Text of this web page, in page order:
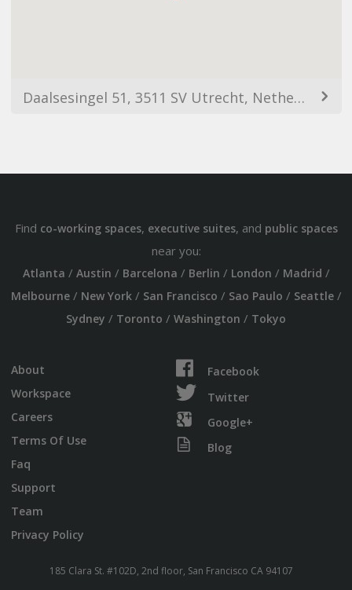
Daalsesingel 51, 3511 SV Utrecht, Netherlands
Find co-working spaces, executive suites, and public spaces
near you:
Atlanta / Austin / Barcelona / Berlin / London / Madrid /
Melbourne/ New York/ San Francisco / Sao Paulo / Seattle/
Sydney / Toronto / Washington / Tokyo
About
Workspace
Careers
Terms Of Use
Faq
Support
Team
Privacy Policy
Facebook
Twitter
Google+
Blog
185 Clara St. #102D, 2nd floor, San Francisco CA 94107